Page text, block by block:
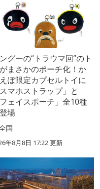
グーの“トラウマ回”のト
まさかのポーチ化！か
ぼ限定カプセルトイに
スマホストラップ」と
フェイスポーチ」全10種
場
国
年8月8日 17:22更新